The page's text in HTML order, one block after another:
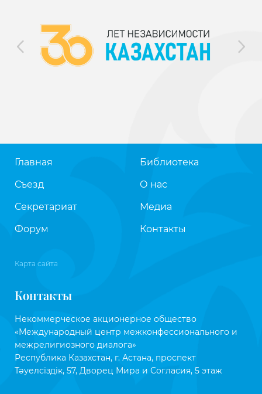
Главная
Съезд
Секретариат
Форум
Библиотека
О нас
Медиа
Контакты
Карта сайта
Контакты
Некоммерческое акционерное общество
«Международный центр межконфессионального и
межрелигиозного диалога»
Республика Казахстан, г. Астана, проспект
Тәуелсіздік, 57, Дворец Мира и Согласия, 5 этаж